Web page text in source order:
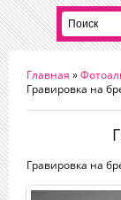
Главная »
Гравировка на
Гравировка на